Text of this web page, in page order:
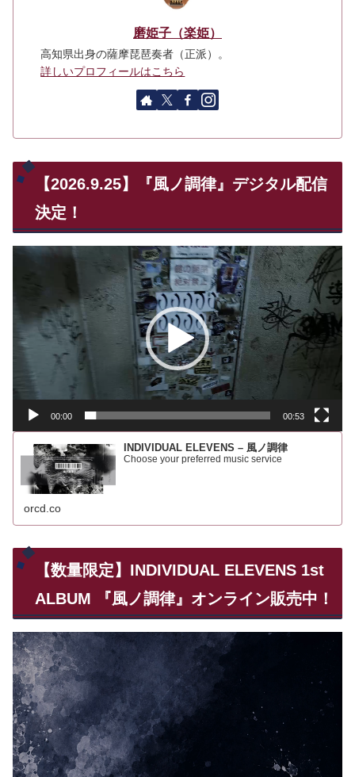
磨姫子（楽姫）
高知県出身の薩摩琵琶奏者（正派）。
詳しいプロフィールはこちら
【2026.9.25】『風ノ調律』デジタル配信
決定！
レ
ー
ー
00:00 00:53
INDIVIDUAL ELEVENS – 風ノ調律
Choose your preferred music service
orcd.co
【数量限定】INDIVIDUAL ELEVENS 1st
ALBUM 『風ノ調律』オンライン販売中！
動
画
プ
レ
ー
ヤ